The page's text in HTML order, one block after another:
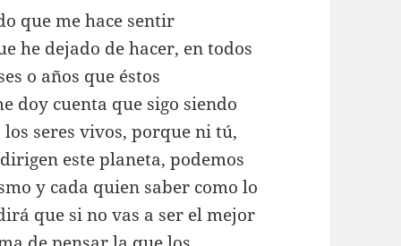
que me hace sentir
he dejado de hacer, en todos
o años que éstos
doy cuenta que sigo siendo
seres vivos, porque ni tú,
este planeta, podemos
y cada quien saber como lo
que si no vas a ser el mejor